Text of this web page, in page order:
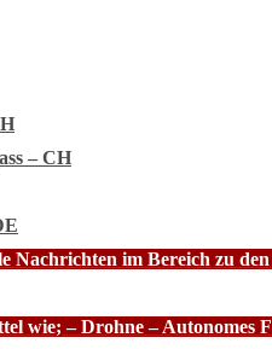
– CH
Nachrichten im Bereich zu
wie; – Drohne – Autonomes